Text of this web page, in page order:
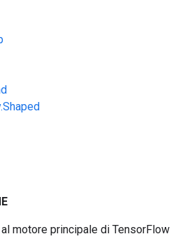
motore principale di TensorFlow